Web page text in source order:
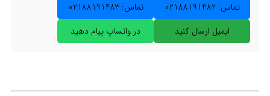
تماس: 02188191482
تماس: 02188191483
ایمیل ارسال کنید
در واتساپ پیام دهید